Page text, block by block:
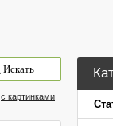
Искать
с картинками